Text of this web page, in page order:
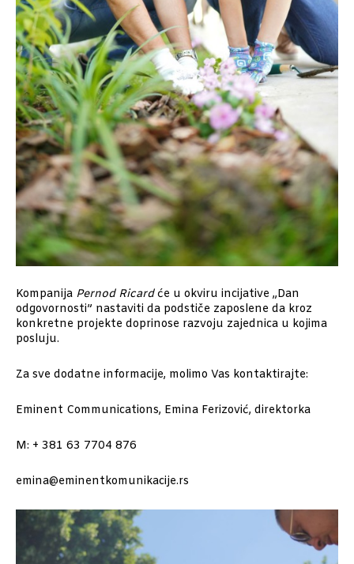
Kompanija Pernod Ricardće u okviru incijative „Dan
odgovornosti” nastaviti da podstiče zaposlene da kroz
konkretne projekte doprinose razvoju zajednica u kojima
posluju.
Za sve dodatne informacije, molimo Vas kontaktirajte:
Eminent Communications, Emina Ferizović, direktorka
M: + 381 63 7704 876
emina@eminentkomunikacije.rs